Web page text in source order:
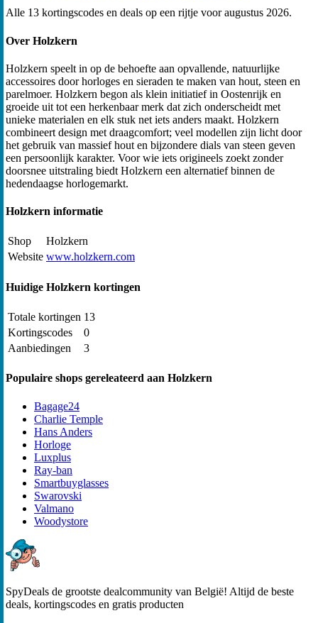
Alle 13 kortingscodes en deals op een rijtje voor augustus 2026.
Over Holzkern
Holzkern speelt in op de behoefte aan opvallende, natuurlijke
accessoires door horloges en sieraden te maken van hout, steen en
parelmoer. Holzkern begon als klein initiatief in Oostenrijk en
groeide uit tot een herkenbaar merk dat zich onderscheidt met
unieke materialen en elk stuk net iets anders maakt. Holzkern
combineert design met draagcomfort; veel modellen zijn licht door
het gebruik van massief hout en bijzondere dials van steen geven
een persoonlijk karakter. Voor wie iets origineels zoekt zonder
doorsnee uitstraling biedt Holzkern een alternatief binnen de
hedendaagse horlogemarkt.
Holzkern informatie
Shop
Holzkern
Website www.holzkern.com
Huidige Holzkern kortingen
Totale kortingen 13
Kortingscodes
0
Aanbiedingen
3
Populaire shops gereleateerd aan Holzkern
Bagage24
Charlie Temple
Hans Anders
Horloge
Luxplus
Ray-ban
Smartbuyglasses
Swarovski
Valmano
Woodystore
SpyDeals de grootste dealcommunity van België! Altijd de beste
deals, kortingscodes en gratis producten